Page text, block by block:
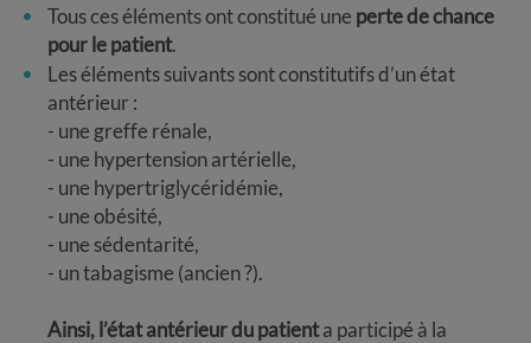
Tous ces éléments ont constitué une perte de chance
pour le patient.
Les éléments suivants sont constitutifs d’un état
antérieur :
- une greffe rénale,
- une hypertension artérielle,
- une hypertriglycéridémie,
- une obésité,
- une sédentarité,
- un tabagisme (ancien ?).
Ainsi, l’état antérieur du patienta participé à la